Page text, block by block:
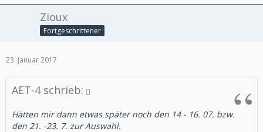
Zioux
Fortgeschrittener
23. Januar 2017
AET-4 schrieb:
Hätten mir dann etwas später noch den 14 - 16. 07. bzw.
den 21. -23. 7. zur Auswahl.